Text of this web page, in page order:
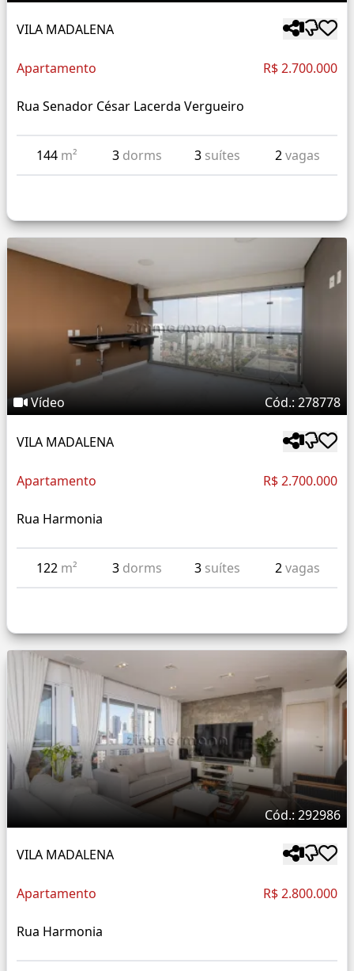
VILA MADALENA
Apartamento R$ 2.700.000
Rua Senador César Lacerda Vergueiro
144 m² 3 dorms 3 suítes 2vagas
Vídeo Cód.: 278778
VILA MADALENA
Apartamento R$ 2.700.000
Rua Harmonia
122 m² 3 dorms 3 suítes 2vagas
Cód.: 292986
VILA MADALENA
Apartamento R$ 2.800.000
Rua Harmonia